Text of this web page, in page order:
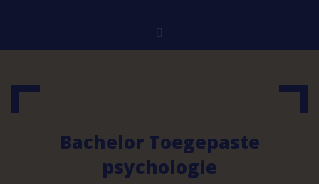
Bachelor Toegepaste
psychologie